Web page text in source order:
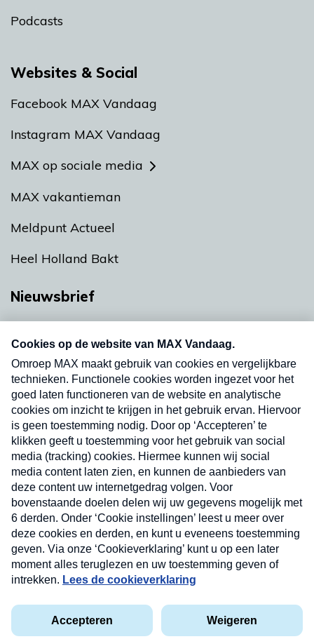
Podcasts
Websites & Social
Facebook MAX Vandaag
Instagram MAX Vandaag
MAX op sociale media
MAX vakantieman
Meldpunt Actueel
Heel Holland Bakt
Nieuwsbrief
nieuwsbrief. Elke vrijdag- en dinsdagochtend in
uw mailbox.
Verzend
Privacyverklaring
Cookieverklaring
Kwetsbaarheid melden
Nieuwsbrief
Neem hier een gratis abonnement op onze
nieuwsbrief. Elke vrijdag- en dinsdagochtend in uw